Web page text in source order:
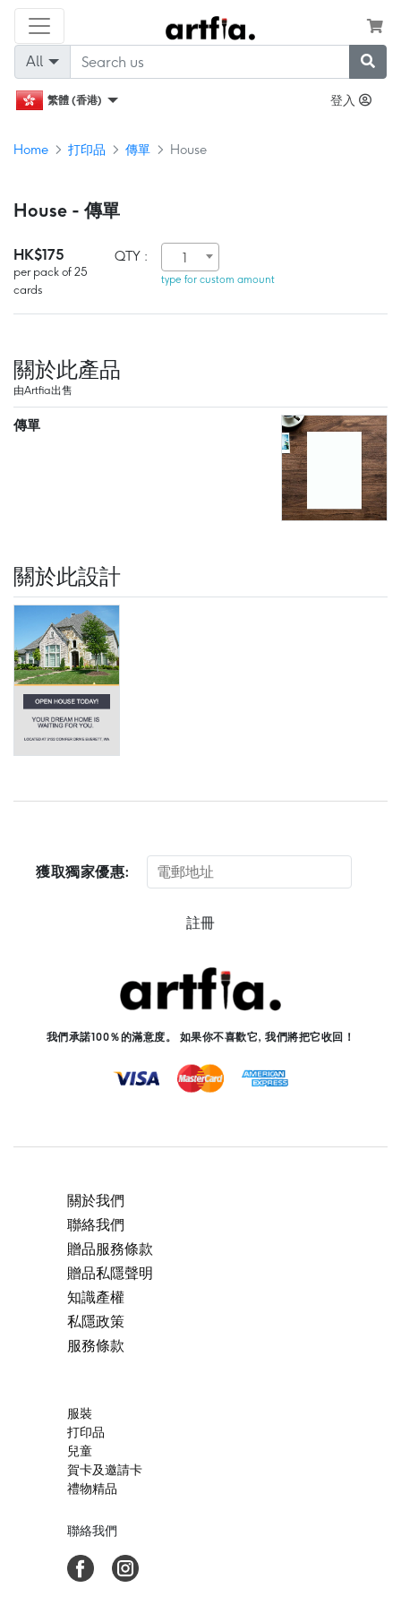
All
繁體 (香港) 登入
Home 打印品 傳單 House
House - 傳單
HK$175
per pack of 25
cards
QTY : 1
type for custom amount
關於此產品
由Artfia出售
傳單
關於此設計
獲取獨家優惠:
註冊
我們承諾100％的滿意度。 如果你不喜歡它, 我們將把它收回！
關於我們
聯絡我們
贈品服務條款
贈品私隱聲明
知識產權
私隱政策
服務條款
服裝
打印品
兒童
賀卡及邀請卡
禮物精品
聯絡我們